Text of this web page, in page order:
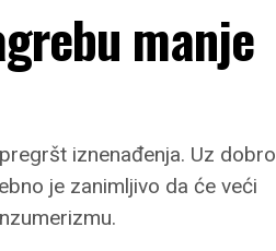
manje
iznenađenja. Uz dobro
je zanimljivo da će veći